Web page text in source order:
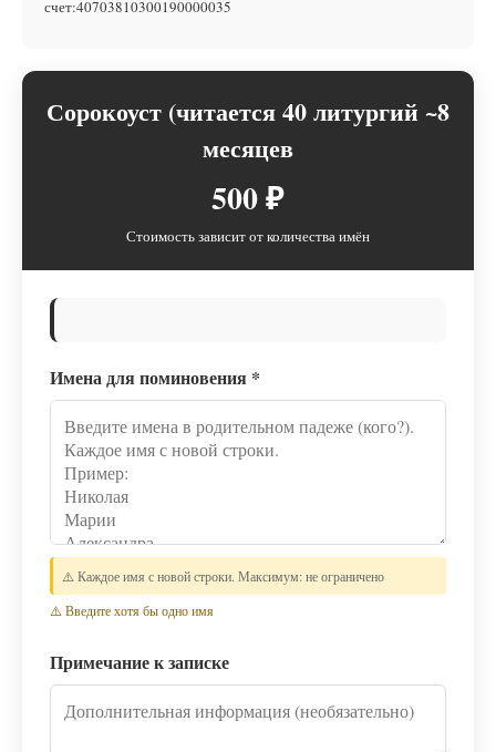
счет:40703810300190000035
Сорокоуст (читается 40 литургий ~8
месяцев
500 ₽
Стоимость зависит от количества имён
Имена для поминовения *
⚠️ Каждое имя с новой строки. Максимум: не ограничено
⚠️ Введите хотя бы одно имя
Примечание к записке